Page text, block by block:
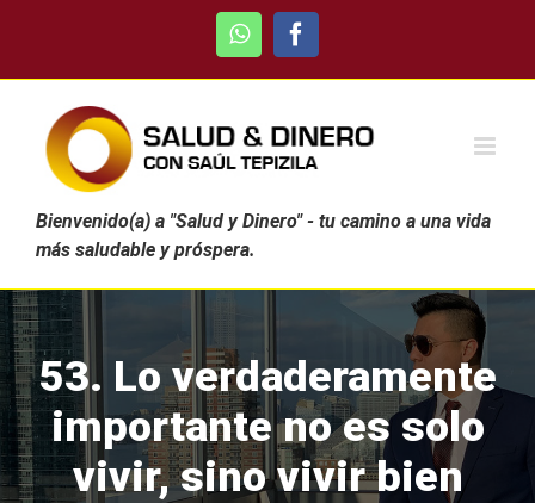
WhatsAppFacebook
Bienvenido(a) a "Salud y Dinero" - tu camino a una vida
más saludable y próspera.
53. Lo verdaderamente
importante no es solo
vivir, sino vivir bien